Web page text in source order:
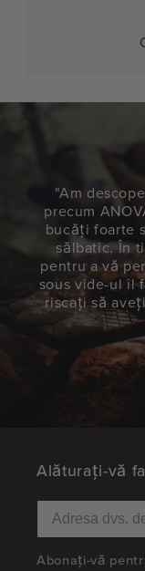
"Am
precum
bucăți foarte
sălbatic. În
pentru a vă
sous vide-ul îl
riscați să
Alăturați-vă
Abonați-vă